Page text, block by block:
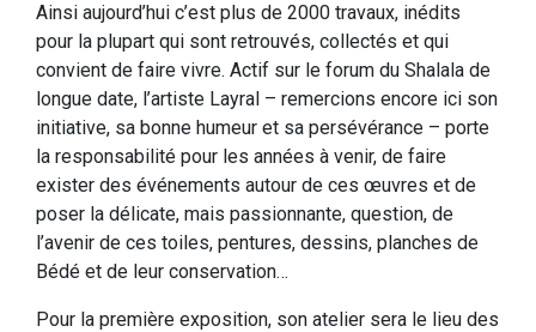
Ainsi aujourd’hui c’est plus de 2000 travaux, inédits
pour la plupart qui sont retrouvés, collectés et qui
convient de faire vivre. Actif sur le forum du Shalala de
longue date, l’artiste Layral – remercions encore ici son
initiative, sa bonne humeur et sa persévérance – porte
la responsabilité pour les années à venir, de faire
exister des événements autour de ces œuvres et de
poser la délicate, mais passionnante, question, de
l’avenir de ces toiles, pentures, dessins, planches de
Bédé et de leur conservation…
Pour la première exposition, son atelier sera le lieu des